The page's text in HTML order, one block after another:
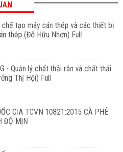
chế tạo máy cán thép và các thiết bị
thép (Đỗ Hữu Nhơn) Full
- Quản lý chất thải rắn và chất thải
Thị Hội) Full
GIA TCVN 10821:2015 CÀ PHÊ
ĐỘ MỊN